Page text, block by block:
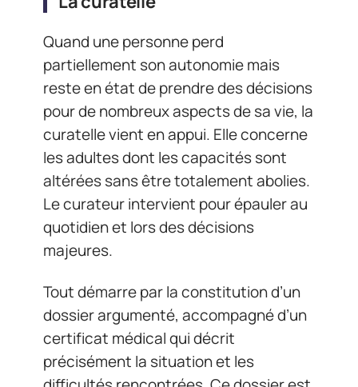
Quand une personne perd
partiellement son autonomie mais
reste en état de prendre des décisions
pour de nombreux aspects de sa vie, la
curatelle vient en appui. Elle concerne
les adultes dont les capacités sont
altérées sans être totalement abolies.
Le curateur intervient pour épauler au
quotidien et lors des décisions
majeures.
Tout démarre par la constitution d’un
dossier argumenté, accompagné d’un
certificat médical qui décrit
précisément la situation et les